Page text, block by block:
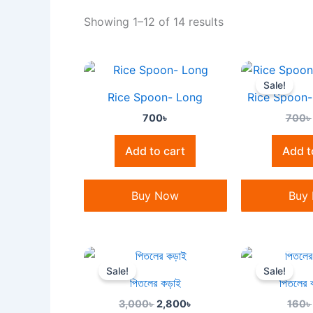
Showing 1–12 of 14 results
Rice Spoon- Long
700৳
Add to cart
Buy Now
Sale!
Rice Spoon-
700৳
Add
Buy
Sale!
পিতলের কড়াই
3,000৳
Original
price
was:
3,000৳ .
2,800৳
Sale!
পিতলের
160৳